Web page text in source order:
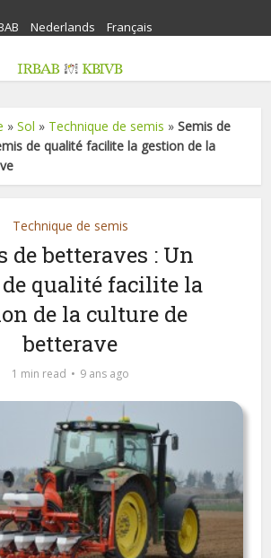
Nederlands Français
»Sol » Technique de semis »Semis de
de qualité facilite la gestion de la
Technique de semis
de betteraves : Un
qualité facilite la
de la culture de
betterave
1 min read 9 ans ago